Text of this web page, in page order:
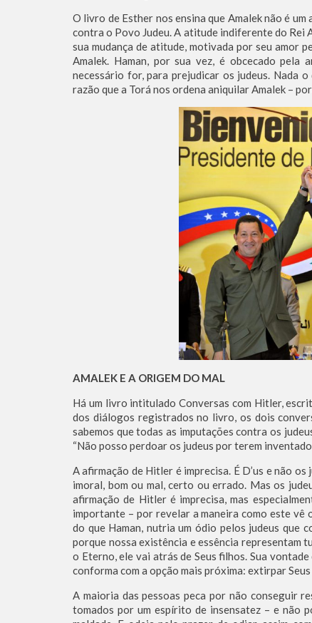
O livro de Esther nos ensina que Amalek não é
contra o Povo Judeu. A atitude indiferente do Rei
sua mudança de atitude, motivada por seu amor
Amalek. Haman, por sua vez, é obcecado
necessário for, para prejudicar os judeus. Nada
razão que a Torá nos ordena aniquilar Amalek –
AMALEK E A ORIGEM DO MAL
Há um livro intitulado Conversas com Hitler,
dos diálogos registrados no livro, os dois
sabemos que todas as imputações contra os
“Não posso perdoar os judeus por terem inventado
A afirmação de Hitler é imprecisa. É D’us e não
imoral, bom ou mal, certo ou errado. Mas os
afirmação de Hitler é imprecisa, mas
importante – por revelar a maneira como este vê
do que Haman, nutria um ódio pelos judeus que
porque nossa existência e essência representam
o Eterno, ele vai atrás de Seus filhos. Sua
conforma com a opção mais próxima: extirpar
A maioria das pessoas peca por não conseguir
tomados por um espírito de insensatez – e não